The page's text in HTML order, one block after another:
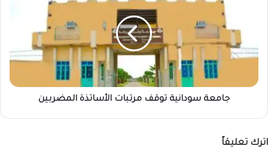
الأساتذة
المضربين
جامعة سودانية توقف مرتبات الأساتذة المضربين
اترك تعليقاً